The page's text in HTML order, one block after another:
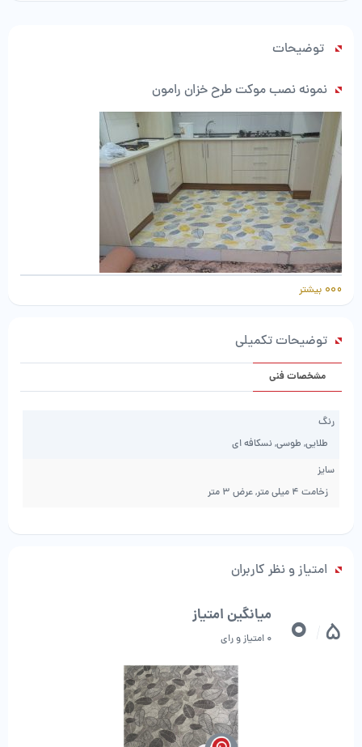
توضیحات
نمونه نصب موکت طرح خزان رامون
نمونه نصب موکت خزان رامون
بیشتر
توضیحات تکمیلی
مشخصات فنی
رنگ
طلایی, طوسی, نسکافه ای
سایز
زخامت 4 میلی متر, عرض 3 متر
امتیاز و نظر کاربران
5
0 میانگین امتیاز
0 امتیاز و رای